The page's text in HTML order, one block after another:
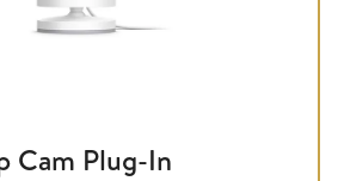
Cam Plug-In